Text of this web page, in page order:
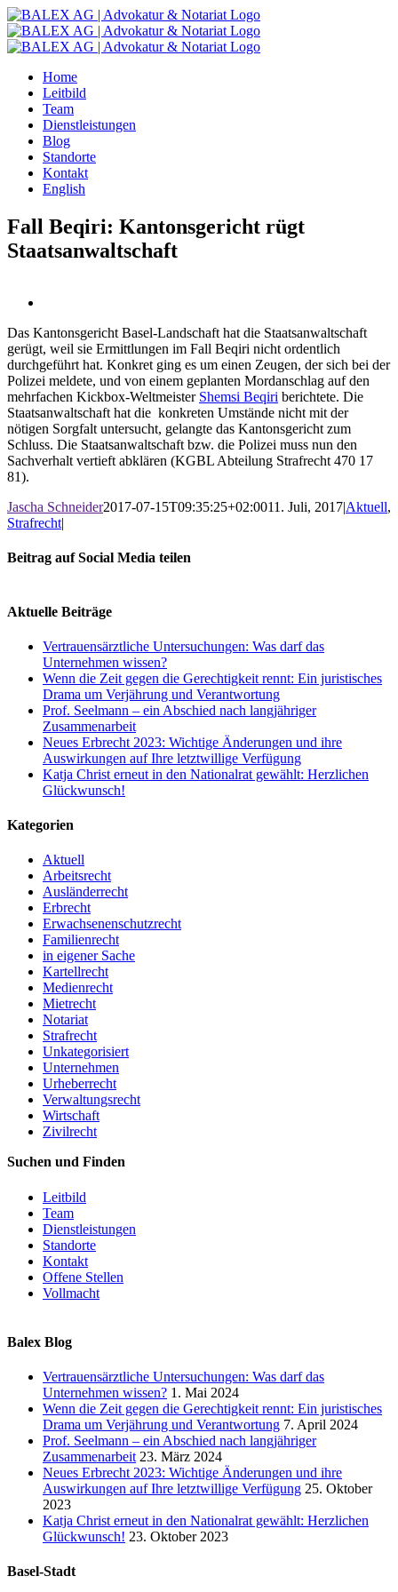
Zum
Inhalt
springen
Home
Leitbild
Team
Dienstleistungen
Blog
Standorte
Kontakt
English
Fall Beqiri: Kantonsgericht rügt
Staatsanwaltschaft
Das Kantonsgericht Basel-Landschaft hat die Staatsanwaltschaft
gerügt, weil sie Ermittlungen im Fall Beqiri nicht ordentlich
durchgeführt hat. Konkret ging es um einen Zeugen, der sich bei der
Polizei meldete, und von einem geplanten Mordanschlag auf den
mehrfachen Kickbox-Weltmeister Shemsi Beqiri berichtete. Die
Staatsanwaltschaft hat die konkreten Umstände nicht mit der
nötigen Sorgfalt untersucht, gelangte das Kantonsgericht zum
Schluss. Die Staatsanwaltschaft bzw. die Polizei muss nun den
Sachverhalt vertieft abklären (KGBL Abteilung Strafrecht 470 17
81).
Jascha Schneider2017-07-15T09:35:25+02:0011. Juli, 2017|Aktuell,
Strafrecht|
Beitrag auf Social Media teilen
Mail
Aktuelle Beiträge
Vertrauensärztliche Untersuchungen: Was darf das
Unternehmen wissen?
Wenn die Zeit gegen die Gerechtigkeit rennt: Ein juristisches
Drama um Verjährung und Verantwortung
Prof. Seelmann – ein Abschied nach langjähriger
Zusammenarbeit
Neues Erbrecht 2023: Wichtige Änderungen und ihre
Auswirkungen auf Ihre letztwillige Verfügung
Katja Christ erneut in den Nationalrat gewählt: Herzlichen
Glückwunsch!
Kategorien
Aktuell
Arbeitsrecht
Ausländerrecht
Erbrecht
Erwachsenenschutzrecht
Familienrecht
in eigener Sache
Kartellrecht
Medienrecht
Mietrecht
Notariat
Strafrecht
Unkategorisiert
Unternehmen
Urheberrecht
Verwaltungsrecht
Wirtschaft
Zivilrecht
Suchen und Finden
Leitbild
Team
Dienstleistungen
Standorte
Kontakt
Offene Stellen
Vollmacht
Balex Blog
Vertrauensärztliche Untersuchungen: Was darf das
Unternehmen wissen? 1. Mai 2024
Wenn die Zeit gegen die Gerechtigkeit rennt: Ein juristisches
Drama um Verjährung und Verantwortung 7. April 2024
Prof. Seelmann – ein Abschied nach langjähriger
Zusammenarbeit 23. März 2024
Neues Erbrecht 2023: Wichtige Änderungen und ihre
Auswirkungen auf Ihre letztwillige Verfügung 25. Oktober
2023
Katja Christ erneut in den Nationalrat gewählt: Herzlichen
Glückwunsch! 23. Oktober 2023
Basel-Stadt